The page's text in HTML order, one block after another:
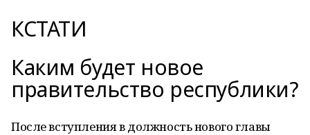
КСТАТИ
Каким будет новое
правительство республики?
После вступления в должность нового главы